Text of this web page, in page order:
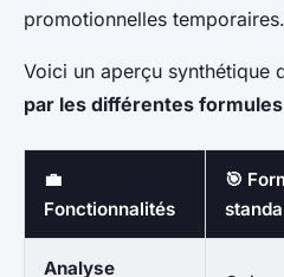
promotionnelles temporaires.
Voici un aperçu synthétique
par les différentes formules
💼
Fonctionnalités
🎯
Analyse